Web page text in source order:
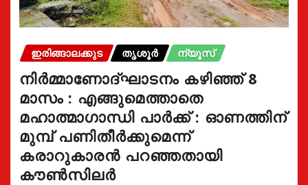
ഇരിങ്ങാലക്കുട തൃശൂർ ന്യൂസ്
നിർമ്മാണോദ്ഘാടനം കഴിഞ്ഞ് 8
മാസം : എങ്ങുമെത്താതെ
മഹാത്മാഗാന്ധി പാർക്ക് : ഓണത്തിന്
മുമ്പ് പണിതീർക്കുമെന്ന്
കരാറുകാരൻ പറഞ്ഞതായി
കൗൺസിലർ